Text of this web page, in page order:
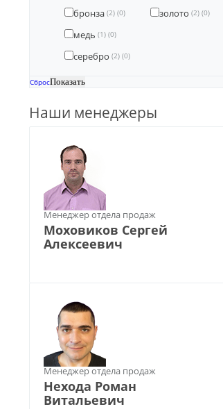
бронза (2) (0) золото (2) (0)
медь (1) (0)
серебро (2) (0)
Сброс
Наши менеджеры
Менеджер отдела продаж
Моховиков Сергей
Алексеевич
Менеджер отдела продаж
Нехода Роман
Витальевич